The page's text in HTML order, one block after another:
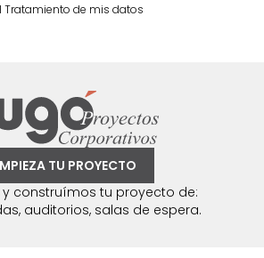
Tratamiento de mis datos
TU PROYECTO
construímos tu proyecto de:
auditorios, salas de espera.